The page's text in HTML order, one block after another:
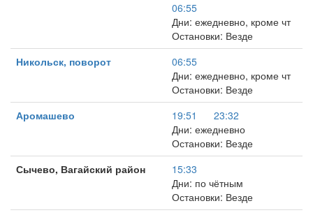
06:55
Дни: ежедневно, кроме чт
Остановки: Везде
Никольск, поворот
06:55
Дни: ежедневно, кроме чт
Остановки: Везде
Аромашево
19:51
23:32
Дни: ежедневно
Остановки: Везде
Сычево, Вагайский район
15:33
Дни: по чётным
Остановки: Везде